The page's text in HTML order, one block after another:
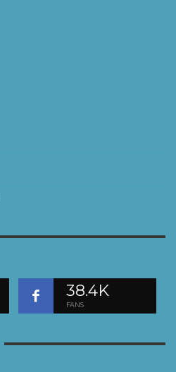
38.4K
FANS